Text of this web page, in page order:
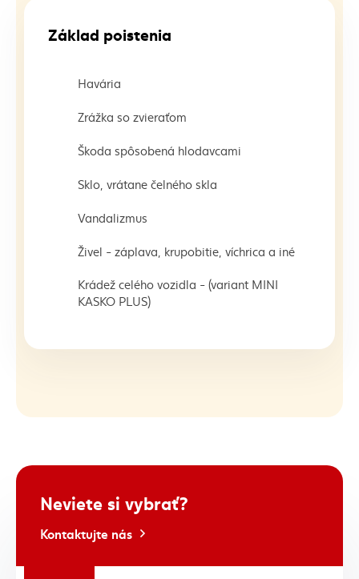
Základ poistenia
Havária
Zrážka so zvieraťom
Škoda spôsobená hlodavcami
Sklo, vrátane čelného skla
Vandalizmus
Živel - záplava, krupobitie, víchrica a iné
Krádež celého vozidla - (variant MINI
KASKO PLUS)
Neviete si vybrať?
Kontaktujte nás